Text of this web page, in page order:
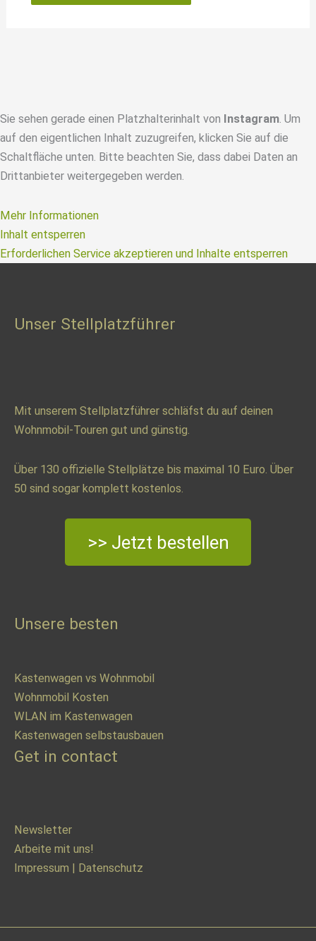
Sie sehen gerade einen Platzhalterinhalt von Instagram. Um
auf den eigentlichen Inhalt zuzugreifen, klicken Sie auf die
Schaltfläche unten. Bitte beachten Sie, dass dabei Daten an
Drittanbieter weitergegeben werden.
Mehr Informationen
Inhalt entsperren
Erforderlichen Service akzeptieren und Inhalte entsperren
Unser Stellplatzführer
Mit unserem Stellplatzführer schläfst du auf deinen
Wohnmobil-Touren gut und günstig.
Über 130 offizielle Stellplätze bis maximal 10 Euro. Über
50 sind sogar komplett kostenlos.
>> Jetzt bestellen
Unsere besten
Kastenwagen vs Wohnmobil
Wohnmobil Kosten
WLAN im Kastenwagen
Kastenwagen selbstausbauen
Get in contact
Newsletter
Arbeite mit uns!
Impressum | Datenschutz